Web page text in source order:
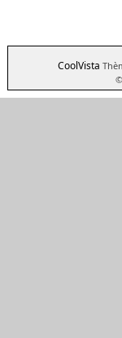
CoolVista